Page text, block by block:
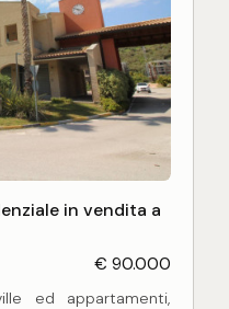
in vendita a
€ 90.000
ed appartamenti,